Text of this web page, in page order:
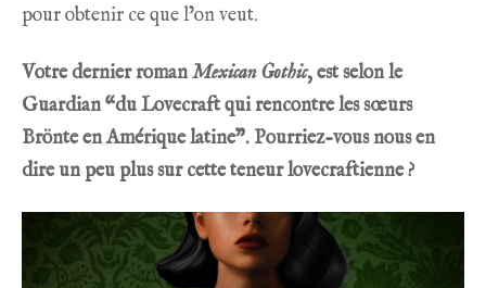
pour obtenir ce que l’on veut.
Votre dernier romanMexican Gothic, est selon le
Guardian “du Lovecraft qui rencontre les sœurs
Brönte en Amérique latine”. Pourriez-vous nous en
dire un peu plus sur cette teneur lovecraftienne ?